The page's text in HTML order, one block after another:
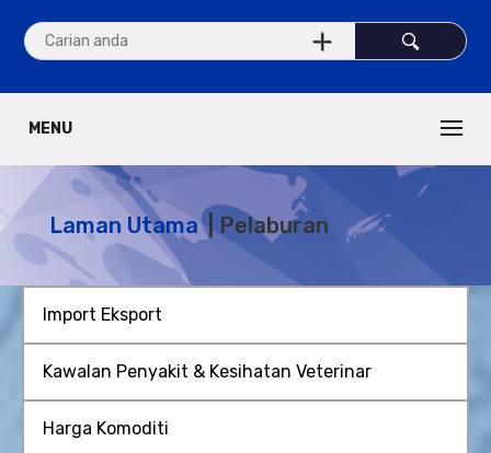
MENU
Laman Utama Pelaburan
Import Eksport
Kawalan Penyakit & Kesihatan Veterinar
Harga Komoditi